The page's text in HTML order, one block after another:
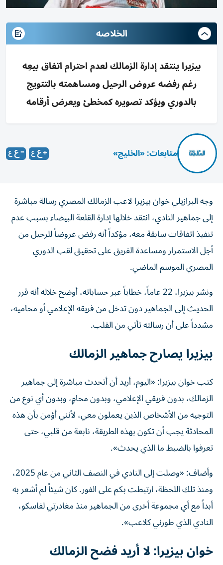
الخلاصه
بيزيرا ينتقد إدارة الزمالك لعدم احترام اتفاق بيعِه
رغم رفضه عروض الرحيل ومساهمته بالتتويج
بالدوري ويؤكد تصويره كمخطئ ويعرض أرقامه
متابعات: «الخليج»
وجه البرازيلي خوان بيزيرا لاعب الزمالك المصري رسالة مباشرة
إلى جماهير النادي، انتقد خلالها إدارة القلعة البيضاء بسبب عدم
تنفيذ اتفاقات سابقة معه، مؤكداً أنه رفض عروضاً للرحيل من
أجل الاستمرار ومساعدة الفريق على تحقيق لقب الدوري
المصري الموسم الماضي.
ونشر بيزيرا، 22 عاماً، خطاباً عبر حساباته، أوضح خلاله أنه قرر
الحديث إلى الجماهير دون تدخل من فريقه الإعلامي أو محاميه،
مشدداً على أن رسالته تأتي من القلب.
بيزيرا يصارح جماهير الزمالك
كتب خوان بيزيرا: «اليوم، أريد أن أتحدث مباشرة إلى جماهير
الزمالك، بدون فريقي الإعلامي، وبدون محامٍ، وبدون أي نوع من
التوجيه من الأشخاص الذين يعملون معي، لأنني أؤمن بأن هذه
المحادثة يجب أن تكون بهذه الطريقة، نابعة من قلبي، حتى
تعرفوا بالضبط ما الذي يحدث».
وأضاف: «وصلت إلى النادي في النصف الثاني من عام 2025،
ومنذ تلك اللحظة، ارتبطت بكم على الفور. كان شيئاً لم أشعر به
أبداً مع أي مجموعة أخرى من الجماهير منذ مغادرتي لفاسكو،
النادي الذي طورني كلاعب».
خوان بيزيرا: لا أريد فضح الزمالك